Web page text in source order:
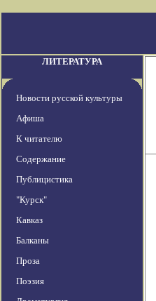
ЛИТЕРАТУРА
Новости русской культуры
Афиша
К читателю
Содержание
Публицистика
"Курск"
Кавказ
Балканы
Проза
Поэзия